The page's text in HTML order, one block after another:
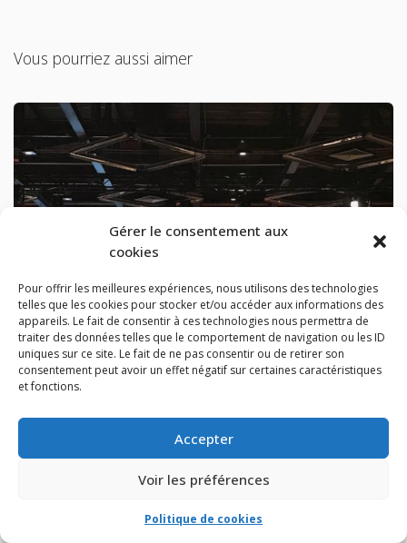
Gérer le consentement aux
cookies
Pour offrir les meilleures expériences, nous utilisons des technologies
telles que les cookies pour stocker et/ou accéder aux informations des
appareils. Le fait de consentir à ces technologies nous permettra de
traiter des données telles que le comportement de navigation ou les ID
uniques sur ce site. Le fait de ne pas consentir ou de retirer son
consentement peut avoir un effet négatif sur certaines caractéristiques
et fonctions.
Accepter
Voir les préférences
Politique de cookies
Vous pourriez aussi aimer
Conférence Les Affaires/SCHL sur le marché de l’habitation